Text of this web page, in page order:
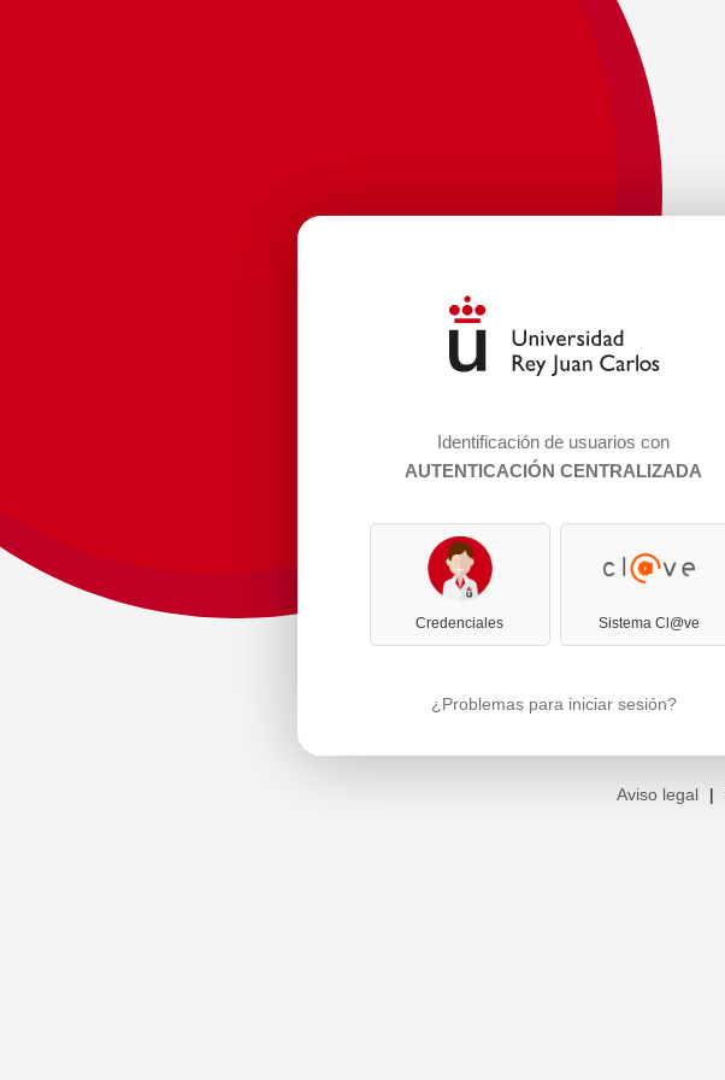
Identificación de usuarios con
AUTENTICACIÓN CENTRALIZADA
Credenciales Sistema Cl@ve
¿Problemas para iniciar sesión?
Aviso legal |